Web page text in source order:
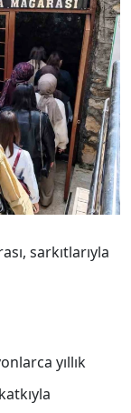
sarkıtlarıyla
yıllık